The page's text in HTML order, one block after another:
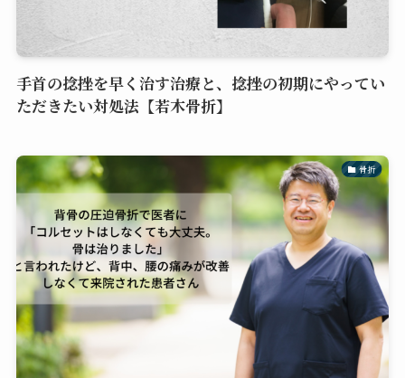
手首の捻挫を早く治す治療と、捻挫の初期にやってい
ただきたい対処法【若木骨折】
骨折